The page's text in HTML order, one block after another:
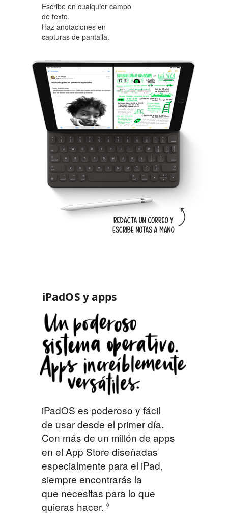
Escribe en cualquier campo
de texto.
Haz anotaciones en
capturas de pantalla.
iPadOS y apps
iPadOS es poderoso y fácil
de usar desde el primer día.
Con más de un millón de apps
en el App Store diseñadas
especialmente para el iPad,
siempre encontrarás la
que necesitas para lo que
quieras hacer. ◊